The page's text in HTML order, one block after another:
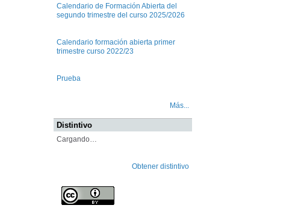
Calendario de Formación Abierta del
segundo trimestre del curso 2025/2026
Calendario formación abierta primer
trimestre curso 2022/23
Prueba
Más...
Distintivo
Cargando…
Obtener distintivo